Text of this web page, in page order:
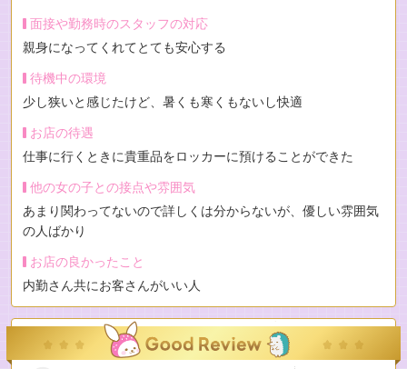
面接や勤務時のスタッフの対応
親身になってくれてとても安心する
待機中の環境
少し狭いと感じたけど、暑くも寒くもないし快適
お店の待遇
仕事に行くときに貴重品をロッカーに預けることができた
他の女の子との接点や雰囲気
あまり関わってないので詳しくは分からないが、優しい雰囲気
の人ばかり
お店の良かったこと
内勤さん共にお客さんがいい人